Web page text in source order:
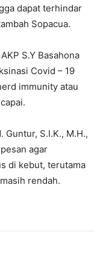
dapat terhindar
Sopacua.
S.Y Basahona
Covid – 19
immunity atau
Guntur, S.I.K., M.H.,
agar
di kebut, terutama
rendah.